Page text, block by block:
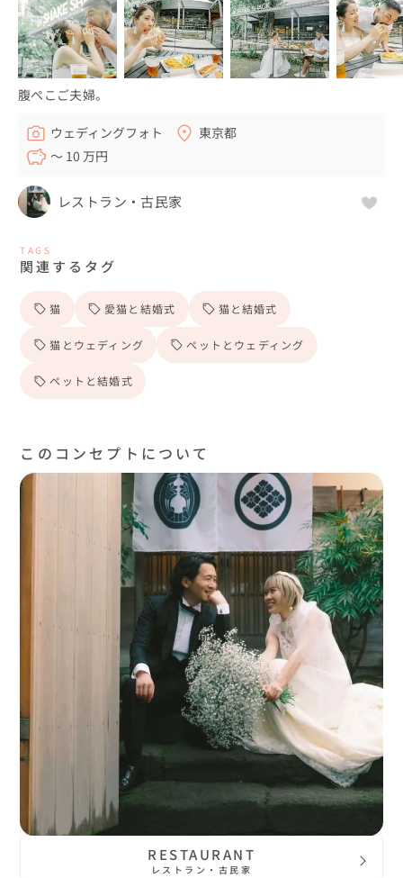
腹ぺこご夫婦。
ウェディングフォト
東京都
〜 10 万円
レストラン・古民家
TAGS
関連するタグ
猫 愛猫と結婚式 猫と結婚式
猫とウェディング ペットとウェディング
ペットと結婚式
このコンセプトについて
RESTAURANT
レストラン・古民家